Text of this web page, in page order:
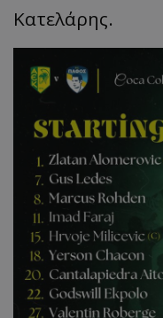
Κατελάρης.